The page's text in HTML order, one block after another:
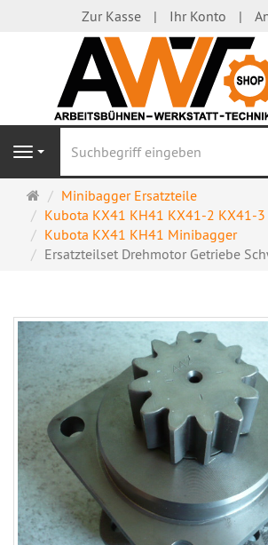
Zur Kasse Ihr Konto
Navigation
Startseite
Minibagger Ersatzteile
Kubota KX41 KH41 KX41-2 KX41-
Kubota KX41 KH41 Minibagger
Ersatzteilset Drehmotor Getriebe